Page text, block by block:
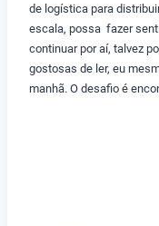
de logística para
escala, possa fazer
continuar por aí, talvez
gostosas de ler, eu
manhã. O desafio é